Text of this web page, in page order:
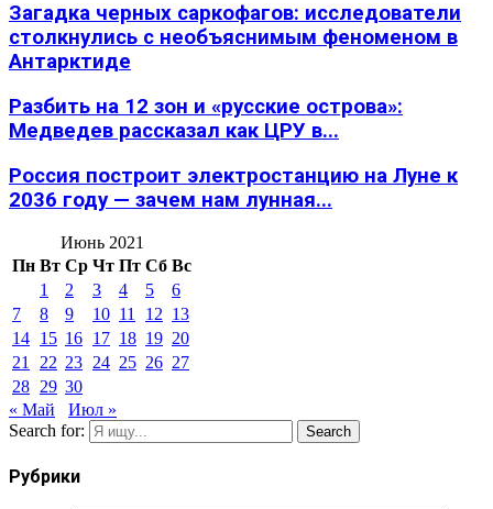
Загадка черных саркофагов: исследователи
столкнулись с необъяснимым феноменом в
Антарктиде
Разбить на 12 зон и «русские острова»:
Медведев рассказал как ЦРУ в...
Россия построит электростанцию на Луне к
2036 году — зачем нам лунная...
Июнь 2021
Пн Вт Ср Чт Пт Сб Вс
1
2 3 4 5
6
7
8 9 10 11 12 13
14 15 16 17 18 19 20
21
22 23 24 25 26 27
28 29 30
« Май
Июл »
Search for:
Search
Рубрики